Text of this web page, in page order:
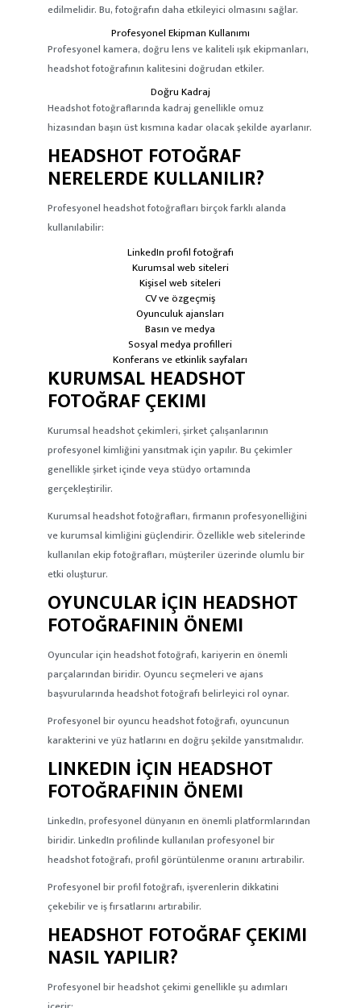
edilmelidir. Bu, fotoğrafın daha etkileyici olmasını sağlar.
Profesyonel Ekipman Kullanımı
Profesyonel kamera, doğru lens ve kaliteli ışık ekipmanları,
headshot fotoğrafının kalitesini doğrudan etkiler.
Doğru Kadraj
Headshot fotoğraflarında kadraj genellikle omuz
hizasından başın üst kısmına kadar olacak şekilde ayarlanır.
HEADSHOT FOTOĞRAF
NERELERDE KULLANILIR?
Profesyonel headshot fotoğrafları birçok farklı alanda
kullanılabilir:
LinkedIn profil fotoğrafı
Kurumsal web siteleri
Kişisel web siteleri
CV ve özgeçmiş
Oyunculuk ajansları
Basın ve medya
Sosyal medya profilleri
Konferans ve etkinlik sayfaları
KURUMSAL HEADSHOT
FOTOĞRAF ÇEKIMI
Kurumsal headshot çekimleri, şirket çalışanlarının
profesyonel kimliğini yansıtmak için yapılır. Bu çekimler
genellikle şirket içinde veya stüdyo ortamında
gerçekleştirilir.
Kurumsal headshot fotoğrafları, firmanın profesyonelliğini
ve kurumsal kimliğini güçlendirir. Özellikle web sitelerinde
kullanılan ekip fotoğrafları, müşteriler üzerinde olumlu bir
etki oluşturur.
OYUNCULAR İÇIN HEADSHOT
FOTOĞRAFININ ÖNEMI
Oyuncular için headshot fotoğrafı, kariyerin en önemli
parçalarından biridir. Oyuncu seçmeleri ve ajans
başvurularında headshot fotoğrafı belirleyici rol oynar.
Profesyonel bir oyuncu headshot fotoğrafı, oyuncunun
karakterini ve yüz hatlarını en doğru şekilde yansıtmalıdır.
LINKEDIN İÇIN HEADSHOT
FOTOĞRAFININ ÖNEMI
LinkedIn, profesyonel dünyanın en önemli platformlarından
biridir. LinkedIn profilinde kullanılan profesyonel bir
headshot fotoğrafı, profil görüntülenme oranını artırabilir.
Profesyonel bir profil fotoğrafı, işverenlerin dikkatini
çekebilir ve iş fırsatlarını artırabilir.
HEADSHOT FOTOĞRAF ÇEKIMI
NASIL YAPILIR?
Profesyonel bir headshot çekimi genellikle şu adımları